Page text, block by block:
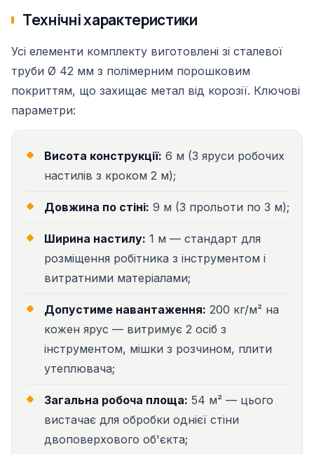
Технічні характеристики
Усі елементи комплекту виготовлені зі сталевої
труби Ø 42 мм з полімерним порошковим
покриттям, що захищає метал від корозії. Ключові
параметри:
Висота конструкції: 6 м (3 яруси робочих
настилів з кроком 2 м);
Довжина по стіні: 9 м (3 прольоти по 3 м);
Ширина настилу: 1 м — стандарт для
розміщення робітника з інструментом і
витратними матеріалами;
Допустиме навантаження: 200 кг/м² на
кожен ярус — витримує 2 осіб з
інструментом, мішки з розчином, плити
утеплювача;
Загальна робоча площа: 54 м² — цього
вистачає для обробки однієї стіни
двоповерхового об'єкта;